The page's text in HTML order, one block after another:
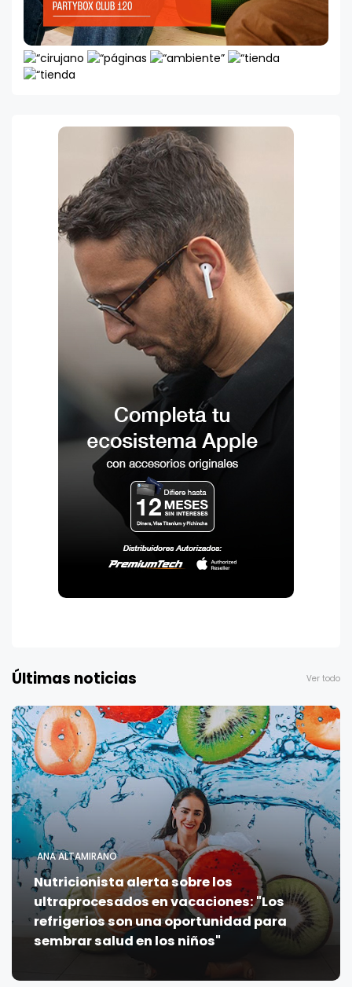
Últimas noticias Ver todo
ANA ALTAMIRANO
Nutricionista alerta sobre los
ultraprocesados en vacaciones: "Los
refrigerios son una oportunidad para
sembrar salud en los niños"